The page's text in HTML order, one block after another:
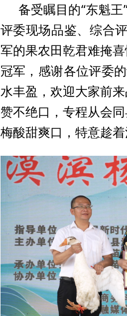
备受瞩目的“东魁
评委现场品鉴、综合
军的果农田乾君难掩
冠军，感谢各位评委
水丰盈，欢迎大家前
赞不绝口，专程从会
梅酸甜爽口，特意趁